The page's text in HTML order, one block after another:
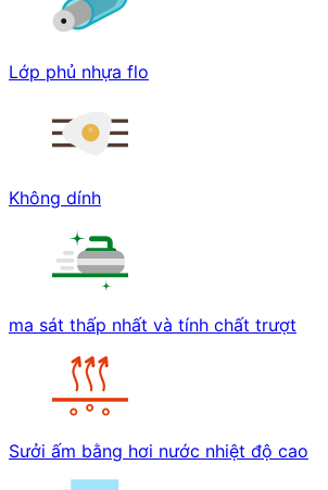
Lớp phủ nhựa flo
Không dính
ma sát thấp nhất và tính chất trượt
Sưởi ấm bằng hơi nước nhiệt độ cao